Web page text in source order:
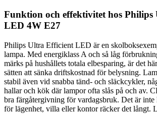
Funktion och effektivitet hos
LED 4W E27
Philips Ultra Efficient LED är en
lampa. Med energiklass A och så låg
märks på hushållets totala elbesparing, är det
sätten att sänka driftskostnad för belysning.
stabil även vid snabba tänd- och släckcykler,
hallar och kök där lampor ofta slås på och av.
bra färgåtergivning för vardagsbruk. Det är inte
för lägenhet, villa eller kontor räcker det långt.